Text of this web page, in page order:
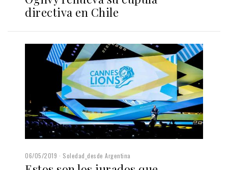
directiva en Chile
06/05/2019 Soledad_desde Argentina